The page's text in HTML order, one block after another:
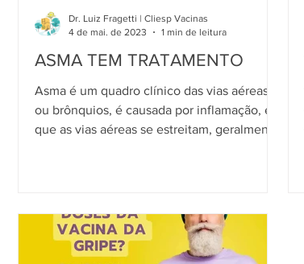
ASMA TEM TRATAMENTO
Asma é um quadro clínico das vias aéreas
ou brônquios, é causada por inflamação, em
que as vias aéreas se estreitam, geralmente
Dr. Luiz Fragetti | Cliesp Vacinas
4 de mai. de 2023
1 min de leitura